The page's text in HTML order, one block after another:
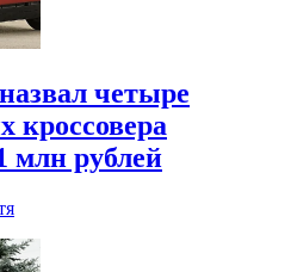
четыре
кроссовера
млн рублей